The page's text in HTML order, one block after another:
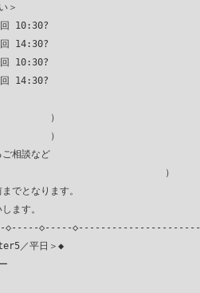
＞
10:30?
14:30?
10:30?
14:30?
　　　　）
　　　　）
相談など
　　　　　　　　　　　　　　　）
でとなります。
ます。
◇-----
／平日＞◆